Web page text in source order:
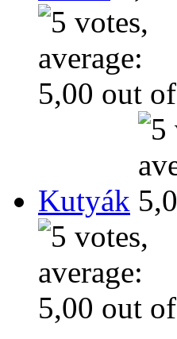
Kutyák